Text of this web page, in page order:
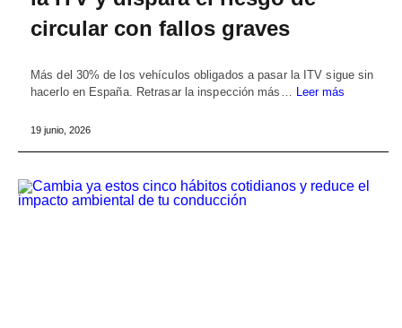
circular con fallos graves
Más del 30% de los vehículos obligados a pasar la ITV sigue sin
hacerlo en España. Retrasar la inspección más… Leer más
19 junio, 2026